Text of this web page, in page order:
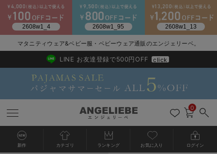
マタニティウェア&ベビー服・ベビーウェア通販のエンジェリーベ。
2026/NewArrival
送料495円(一部地域を除く) 7,700円以上で送料無料
LINE お友達登録で500円OFF click
0
新作 カテゴリ ランキング お気に入り ログイン